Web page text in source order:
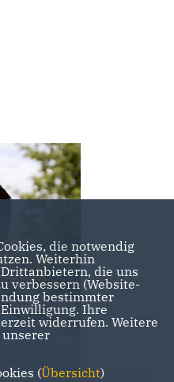
die notwendig
Weiterhin
die uns
verbessern (Website-
bestimmter
Ihre
widerrufen. Weitere
(Übersicht)